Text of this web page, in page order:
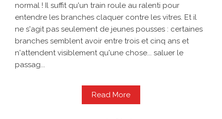
normal ! Il suffit qu'un train roule au ralenti pour
entendre les branches claquer contre les vitres. Et il
ne s'agit pas seulement de jeunes pousses : certaines
branches semblent avoir entre trois et cinq ans et
n'attendent visiblement qu'une chose... saluer le
passag...
Read More